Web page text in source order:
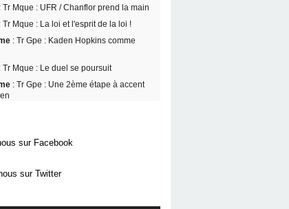
: Tr Mque : UFR / Chanflor prend la main
: Tr Mque : La loi et l'esprit de la loi !
: Tr Gpe : Kaden Hopkins comme
: Tr Mque : Le duel se poursuit
: Tr Gpe : Une 2ème étape à accent
sur Facebook
sur Twitter